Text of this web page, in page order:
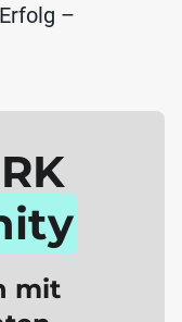
–
mit